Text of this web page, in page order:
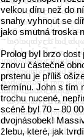
velkou díru než do
snahy vyhnout se
jako smutná troska
Prolog byl brzo
znovu částečně
prstenu je příliš
termínu. John s tím
trochu nucené,
scéně byl 70 – 80
dvojnásobek!
žlebu, které, jak